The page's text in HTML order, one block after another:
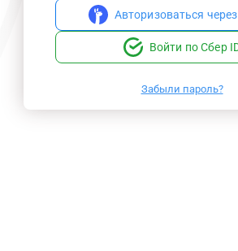
Авторизоваться
Войти по Сбер
Забыли пароль?